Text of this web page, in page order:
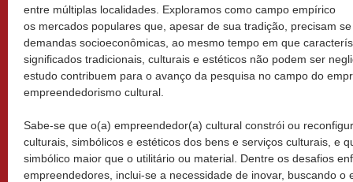
entre múltiplas localidades. Exploramos como campo empírico
os mercados populares que, apesar de sua tradição, precisam
demandas socioeconômicas, ao mesmo tempo em que
significados tradicionais, culturais e estéticos não podem ser
estudo contribuem para o avanço da pesquisa no campo do
empreendedorismo cultural.
Sabe-se que o(a) empreendedor(a) cultural constrói ou
culturais, simbólicos e estéticos dos bens e serviços culturais, e
simbólico maior que o utilitário ou material. Dentre os desafios
empreendedores, inclui-se a necessidade de inovar, buscando o